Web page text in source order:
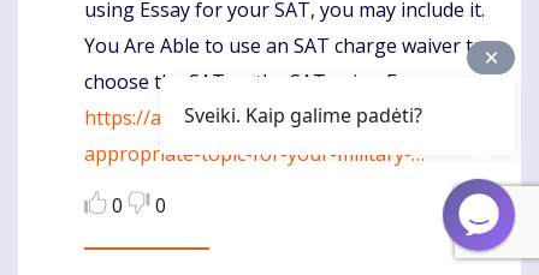
using Essay for your SAT, you may include it.
You Are Able to use an SAT charge waiver to
choose the SAT or the SAT using Essay.
https://aprilfoolzone.com/the-most-
appropriate-topic-for-your-military-…
0
0
Sveiki. Kaip galime padėti?